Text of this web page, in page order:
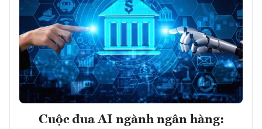
Cuộc đua AI ngành ngân hàng: